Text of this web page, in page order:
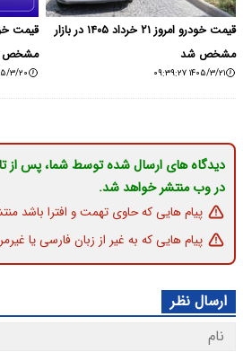
قیمت خودرو امروز ۲۱ خرداد ۱۴۰۵ در بازار
قیمت خودرو امروز ۲۰ خرداد ۱۴۰۵ در بازار
مشخص شد
۱۴۰۵/۳/۲۰ ۰۹:۰۴:۲۷
شما، پس از تایید توسط خبرگزاری موج
و افترا باشد منتشر نخواهد شد.
زبان فارسی یا غیرمرتبط باشد منتشر نخواهد شد.